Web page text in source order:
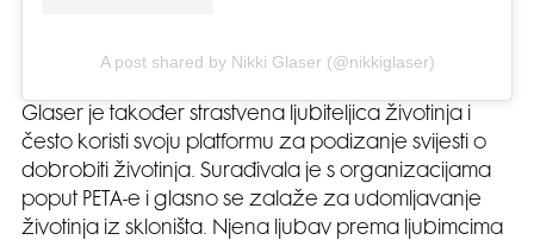
A post shared by Nikki Glaser (@nikkiglaser)
Glaser je također strastvena ljubiteljica životinja i
često koristi svoju platformu za podizanje svijesti o
dobrobiti životinja. Surađivala je s organizacijama
poput PETA-e i glasno se zalaže za udomljavanje
životinja iz skloništa. Njena ljubav prema ljubimcima